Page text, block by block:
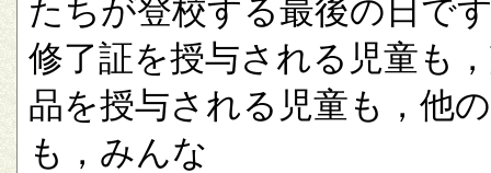
たちが登校する最後の日で
修了証を授与される児童も
品を授与される児童も，他
も，みんな